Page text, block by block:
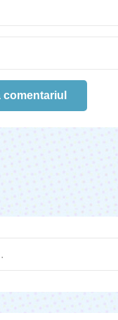
comentariul